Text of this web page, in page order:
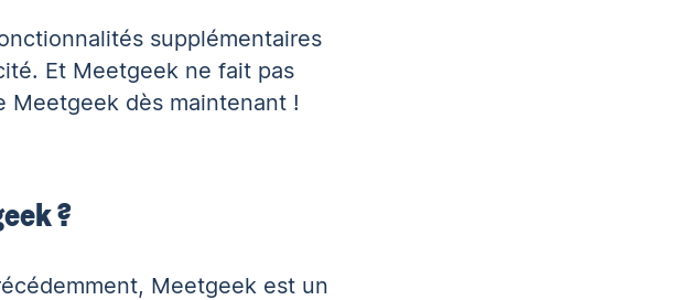
supplémentaires
Et Meetgeek ne fait pas
Meetgeek dès maintenant !
?
Meetgeek est un